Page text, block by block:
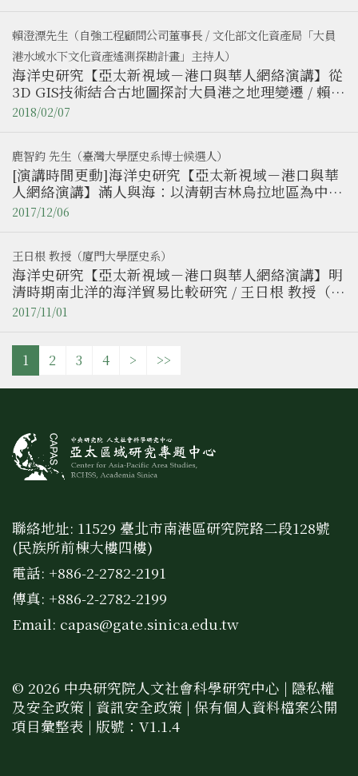
賴澄漂先生（自強工程顧問公司董事長 / 文化部文化資產局「大員
港水域水下文化資產遙測探勘計畫」主持人）
海洋史研究【亞太新視域－港口與華人網絡演講】從
3D GIS技術結合古地圖探討大員港之地理變遷 / 賴澄
漂先生（自強工程顧問公司董事長 / 文化部文化資產
局「大員港水域水下文化資產遙測探勘計畫」主持
2018/02/07
鹿智鈞 先生（臺灣大學歷史系博士候選人）
[演講時間更動]海洋史研究【亞太新視域－港口與華
人網絡演講】滿人與海：以清朝吉林烏拉地區為中心
的幾點觀察 / 鹿智鈞 先生（臺灣大學歷史系博士候選
人）
2017/12/06
王日根 教授（廈門大學歷史系）
海洋史研究【亞太新視域－港口與華人網絡演講】明
清時期南北洋的海洋貿易比較研究 / 王日根 教授（廈
門大學歷史系）
2017/11/01
1 2 3 4 > >>
聯絡地址: 11529 臺北市南港區研究院路二段128號
(民族所前棟大樓四樓)
電話: +886-2-2782-2191
傳真: +886-2-2782-2199
Email: capas@gate.sinica.edu.tw
© 2026 中央研究院人文社會科學研究中心 | 隱私權
及安全政策 | 資訊安全政策 | 保有個人資料檔案公開
項目彙整表 | 版號：V1.1.4